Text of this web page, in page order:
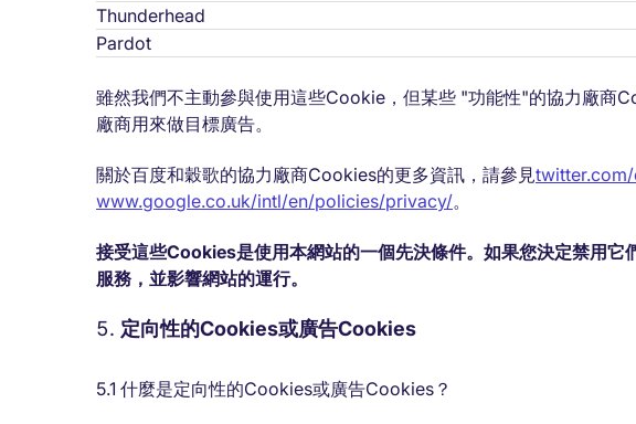
Thunderhead
Pardot
雖然我們不主動參與使用這些Cookie，但某些 "功能性"的協力廠商
廠商用來做目標廣告。
關於百度和穀歌的協力廠商Cookies的更多資訊，請參見
www.google.co.uk/intl/en/policies/privacy/。
接受這些Cookies是使用本網站的一個先決條件。如果您決定禁用它
服務，並影響網站的運行。
定向性的Cookies或廣告Cookies
5.1 什麼是定向性的Cookies或廣告Cookies？